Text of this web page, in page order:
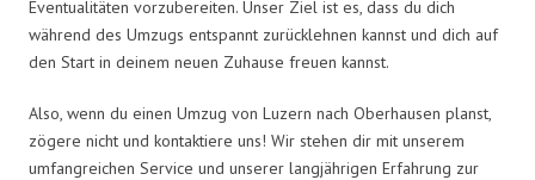
Eventualitäten vorzubereiten. Unser Ziel ist es, dass du dich
während des Umzugs entspannt zurücklehnen kannst und dich auf
den Start in deinem neuen Zuhause freuen kannst.
Also, wenn du einen Umzug von Luzern nach Oberhausen planst,
zögere nicht und kontaktiere uns! Wir stehen dir mit unserem
umfangreichen Service und unserer langjährigen Erfahrung zur